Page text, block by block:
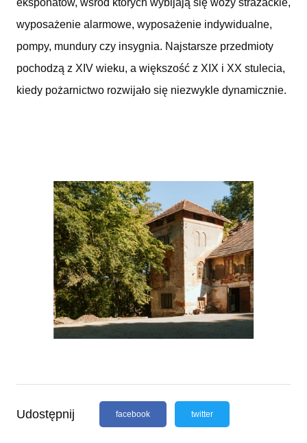
eksponatów, wśród których wybijają się wozy strażackie,
wyposażenie alarmowe, wyposażenie indywidualne,
pompy, mundury czy insygnia. Najstarsze przedmioty
pochodzą z XIV wieku, a większość z XIX i XX stulecia,
kiedy pożarnictwo rozwijało się niezwykle dynamicznie.
Udostępnij facebook twitter